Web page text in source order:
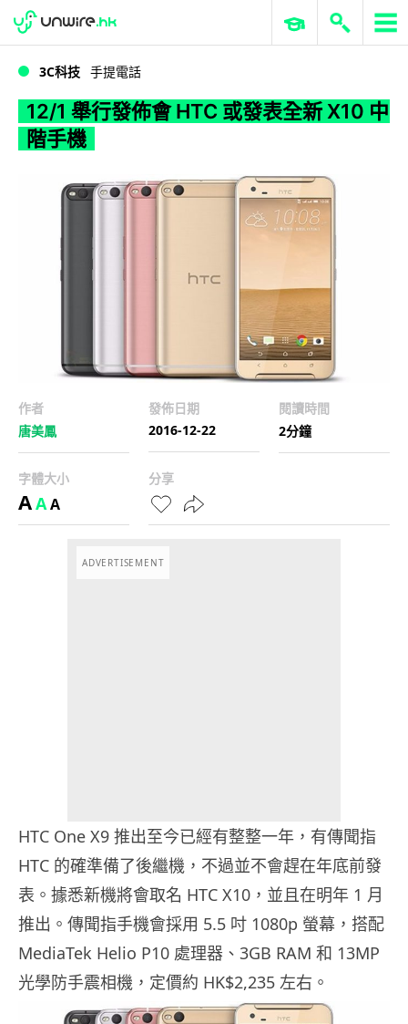
WWDC 2026 ERP 與商業 AI
3C科技 手提電話
12/1 舉行發佈會 HTC 或發表全新 X10 中
階手機
作者
唐美鳳
發佈日期
2016-12-22
閱讀時間
2分鐘
字體大小
AAA
分享
ADVERTISEMENT
HTC One X9 推出至今已經有整整一年，有傳聞指
HTC 的確準備了後繼機，不過並不會趕在年底前發
表。據悉新機將會取名 HTC X10，並且在明年 1 月
推出。傳聞指手機會採用 5.5 吋 1080p 螢幕，搭配
MediaTek Helio P10 處理器、3GB RAM 和 13MP
光學防手震相機，定價約 HK$2,235 左右。